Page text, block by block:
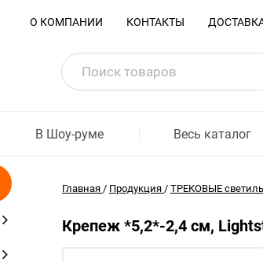
О КОМПАНИИ КОНТАКТЫ
В Шоу-руме Весь каталог
Главная / Продукция / ТРЕКОВЫЕ
Крепеж *5,2*-2,4 см,